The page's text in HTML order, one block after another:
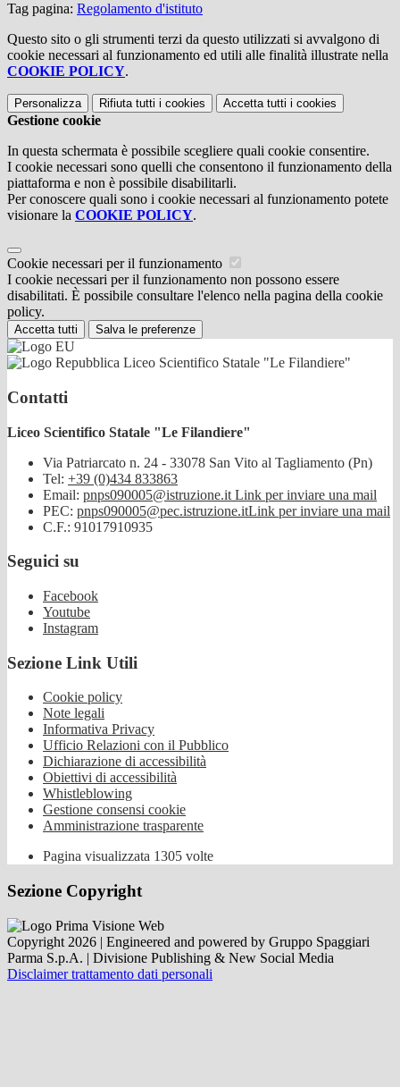
Tag pagina: Regolamento d'istituto
Questo sito o gli strumenti terzi da questo utilizzati si avvalgono di
cookie necessari al funzionamento ed utili alle finalità illustrate nella
COOKIE POLICY.
Personalizza Rifiuta tutti i cookies Accetta tutti i cookies
Gestione cookie
In questa schermata è possibile scegliere quali cookie consentire.
I cookie necessari sono quelli che consentono il funzionamento della
piattaforma e non è possibile disabilitarli.
Per conoscere quali sono i cookie necessari al funzionamento potete
visionare la COOKIE POLICY.
Cookie necessari per il funzionamento
I cookie necessari per il funzionamento non possono essere
disabilitati. È possibile consultare l'elenco nella pagina della cookie
policy.
Accetta tutti Salva le preferenze
Liceo Scientifico Statale "Le Filandiere"
Contatti
Liceo Scientifico Statale "Le Filandiere"
Via Patriarcato n. 24 - 33078 San Vito al Tagliamento (Pn)
Tel: +39 (0)434 833863
Email: pnps090005@istruzione.it Link per inviare una mail
PEC: pnps090005@pec.istruzione.itLink per inviare una mail
C.F.: 91017910935
Seguici su
Facebook
Youtube
Instagram
Sezione Link Utili
Cookie policy
Note legali
Informativa Privacy
Ufficio Relazioni con il Pubblico
Dichiarazione di accessibilità
Obiettivi di accessibilità
Whistleblowing
Gestione consensi cookie
Amministrazione trasparente
Pagina visualizzata 1305 volte
Sezione Copyright
Copyright 2026 | Engineered and powered by Gruppo Spaggiari
Parma S.p.A. | Divisione Publishing & New Social Media
Disclaimer trattamento dati personali